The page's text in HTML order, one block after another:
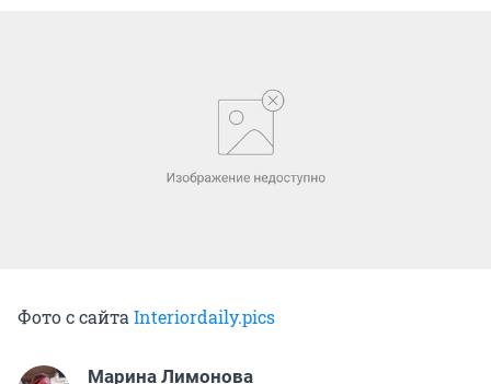
Фото с сайта Interiordaily.pics
Марина Лимонова